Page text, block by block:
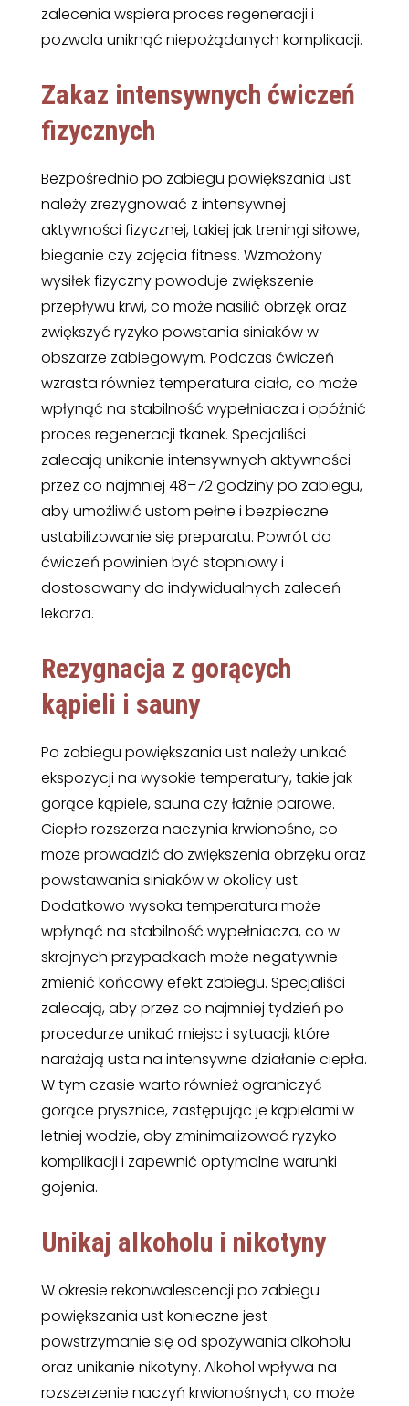
zalecenia wspiera proces regeneracji i
pozwala uniknąć niepożądanych komplikacji.
Zakaz intensywnych ćwiczeń
fizycznych
Bezpośrednio po zabiegu powiększania ust
należy zrezygnować z intensywnej
aktywności fizycznej, takiej jak treningi siłowe,
bieganie czy zajęcia fitness. Wzmożony
wysiłek fizyczny powoduje zwiększenie
przepływu krwi, co może nasilić obrzęk oraz
zwiększyć ryzyko powstania siniaków w
obszarze zabiegowym. Podczas ćwiczeń
wzrasta również temperatura ciała, co może
wpłynąć na stabilność wypełniacza i opóźnić
proces regeneracji tkanek. Specjaliści
zalecają unikanie intensywnych aktywności
przez co najmniej 48–72 godziny po zabiegu,
aby umożliwić ustom pełne i bezpieczne
ustabilizowanie się preparatu. Powrót do
ćwiczeń powinien być stopniowy i
dostosowany do indywidualnych zaleceń
lekarza.
Rezygnacja z gorących
kąpieli i sauny
Po zabiegu powiększania ust należy unikać
ekspozycji na wysokie temperatury, takie jak
gorące kąpiele, sauna czy łaźnie parowe.
Ciepło rozszerza naczynia krwionośne, co
może prowadzić do zwiększenia obrzęku oraz
powstawania siniaków w okolicy ust.
Dodatkowo wysoka temperatura może
wpłynąć na stabilność wypełniacza, co w
skrajnych przypadkach może negatywnie
zmienić końcowy efekt zabiegu. Specjaliści
zalecają, aby przez co najmniej tydzień po
procedurze unikać miejsc i sytuacji, które
narażają usta na intensywne działanie ciepła.
W tym czasie warto również ograniczyć
gorące prysznice, zastępując je kąpielami w
letniej wodzie, aby zminimalizować ryzyko
komplikacji i zapewnić optymalne warunki
gojenia.
Unikaj alkoholu i nikotyny
W okresie rekonwalescencji po zabiegu
powiększania ust konieczne jest
powstrzymanie się od spożywania alkoholu
oraz unikanie nikotyny. Alkohol wpływa na
rozszerzenie naczyń krwionośnych, co może